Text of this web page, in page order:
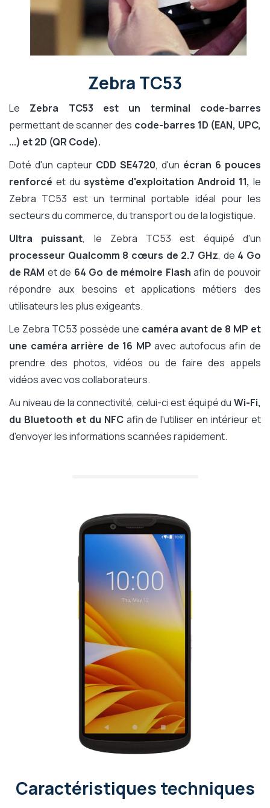
Zebra TC53
Le Zebra TC53 est un terminal code-barres
permettant de scanner des code-barres 1D (EAN, UPC,
...) et 2D (QR Code).
Doté d'un capteur CDD SE4720, d'un écran 6 pouces
renforcé et du système d'exploitation Android 11, le
Zebra TC53 est un terminal portable idéal pour les
secteurs du commerce, du transport ou de la logistique.
Ultra puissant, le Zebra TC53 est équipé d'un
processeur Qualcomm 8 cœurs de 2.7 GHz, de 4 Go
de RAM et de 64 Go de mémoire Flash afin de pouvoir
répondre aux besoins et applications métiers des
utilisateurs les plus exigeants.
Le Zebra TC53 possède une caméra avant de 8 MP et
une caméra arrière de 16 MP avec autofocus afin de
prendre des photos, vidéos ou de faire des appels
vidéos avec vos collaborateurs.
Au niveau de la connectivité, celui-ci est équipé du Wi-Fi,
du Bluetooth et du NFCafin de l'utiliser en intérieur et
d'envoyer les informations scannées rapidement.
Caractéristiques techniques